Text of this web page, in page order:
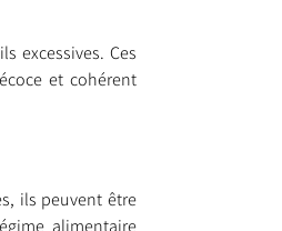
excessives. Ces
et cohérent
ils peuvent être